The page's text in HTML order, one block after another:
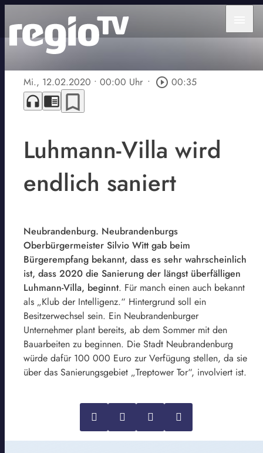
Mi., 12.02.2020 • 00:00 Uhr • play_circle_outline 00:35
headphones chrome_reader_mode bookmark_border
Luhmann-Villa wird
endlich saniert
Neubrandenburg. Neubrandenburgs
Oberbürgermeister Silvio Witt gab beim
Bürgerempfang bekannt, dass es sehr wahrscheinlich
ist, dass 2020 die Sanierung der längst überfälligen
Luhmann-Villa, beginnt. Für manch einen auch bekannt
als „Klub der Intelligenz.“ Hintergrund soll ein
Besitzerwechsel sein. Ein Neubrandenburger
Unternehmer plant bereits, ab dem Sommer mit den
Bauarbeiten zu beginnen. Die Stadt Neubrandenburg
würde dafür 100 000 Euro zur Verfügung stellen, da sie
über das Sanierungsgebiet „Treptower Tor“, involviert ist.